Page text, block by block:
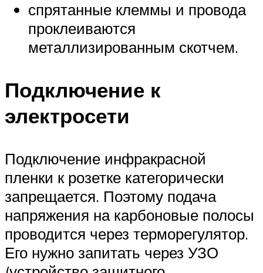
спрятанные клеммы и провода
проклеиваются
металлизированным скотчем.
Подключение к
электросети
Подключение инфракрасной
пленки к розетке категорически
запрещается. Поэтому подача
напряжения на карбоновые полосы
проводится через терморегулятор.
Его нужно запитать через УЗО